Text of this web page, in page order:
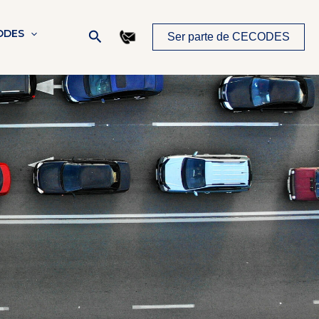
Buscar Ser parte de CECODES